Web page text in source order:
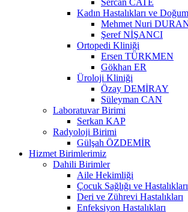
Kadın Hastalıkları ve
Mehmet Nuri
Şeref NİŞANCI
Ortopedi Kliniği
Ersen TÜRKMEN
Gökhan ER
Üroloji Kliniği
Özay DEMİRAY
Süleyman CAN
Laboratuvar Birimi
Serkan KAP
Radyoloji Birimi
Gülşah ÖZDEMİR
Hizmet Birimlerimiz
Dahili Birimler
Aile Hekimliği
Çocuk Sağlığı ve Hastalıkları
Deri ve Zührevi Hastalıkları
Enfeksiyon Hastalıkları